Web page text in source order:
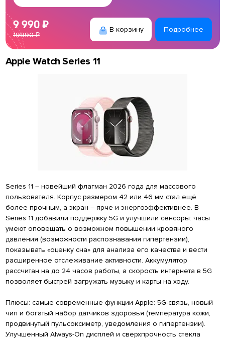
19990 ₽
9 990 ₽ В корзину Подробнее
Apple Watch Series 11
Series 11 – новейший флагман 2026 года для массового
пользователя. Корпус размером 42 или 46 мм стал ещё
более прочным, а экран – ярче и энергоэффективнее. В
Series 11 добавили поддержку 5G и улучшили сенсоры: часы
умеют оповещать о возможном повышении кровяного
давления (возможности распознавания гипертензии),
показывать «оценку сна» для анализа его качества и вести
расширенное отслеживание активности. Аккумулятор
рассчитан на до 24 часов работы, а скорость интернета в 5G
позволяет быстрей загружать музыку и карты на ходу.
Плюсы: самые современные функции Apple: 5G-связь, новый
чип и богатый набор датчиков здоровья (температура кожи,
продвинутый пульсоксиметр, уведомления о гипертензии).
Улучшенный Always-On дисплей и сверхпрочность стекла